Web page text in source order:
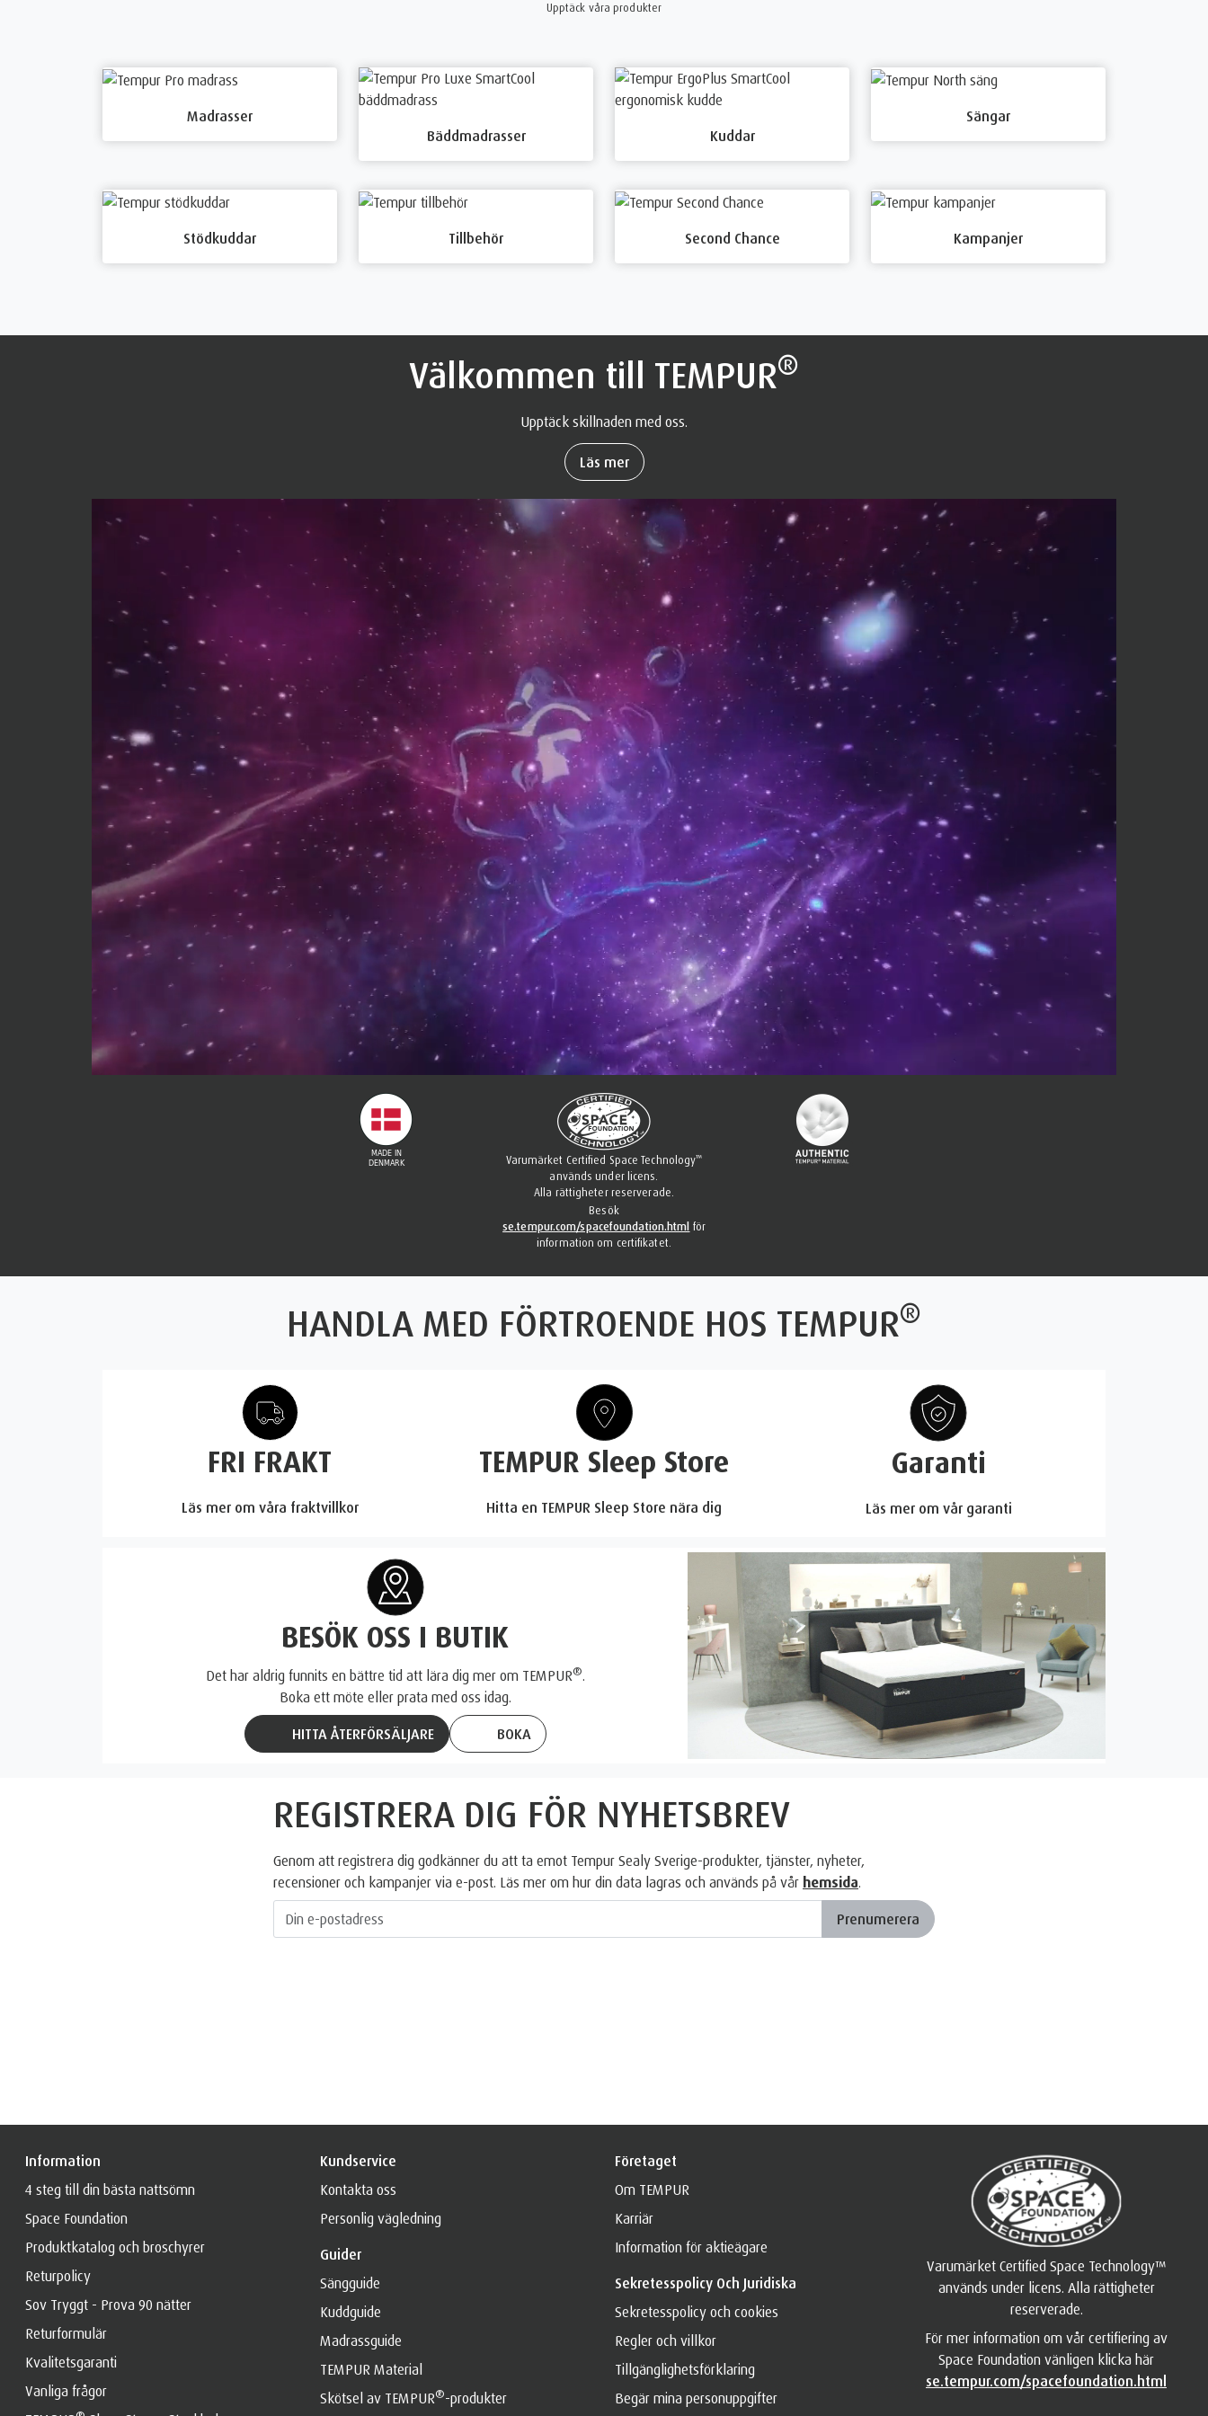
Upptäck våra produkter
Madrasser
Bäddmadrasser
Kuddar
Sängar
Stödkuddar Tillbehör Second Chance Kampanjer
Välkommen till TEMPUR®
Upptäck skillnaden med oss.
Läs mer
Varumärket Certified Space Technology™
används under licens.
Alla rättigheter reserverade.
Besök
se.tempur.com/spacefoundation.html för
information om certifikatet.
HANDLA MED FÖRTROENDE HOS TEMPUR®
FRI FRAKT
Läs mer om våra fraktvillkor
TEMPUR Sleep Store
Hitta en TEMPUR Sleep Store nära dig
Garanti
Läs mer om vår garanti
BESÖK OSS I BUTIK
Det har aldrig funnits en bättre tid att lära dig mer om TEMPUR®.
Boka ett möte eller prata med oss idag.
HITTA ÅTERFÖRSÄLJARE BOKA
REGISTRERA DIG FÖR NYHETSBREV
Genom att registrera dig godkänner du att ta emot Tempur Sealy Sverige-produkter, tjänster, nyheter,
recensioner och kampanjer via e-post. Läs mer om hur din data lagras och används på vår hemsida.
Prenumerera
Information
4 steg till din bästa nattsömn
Space Foundation
Produktkatalog och broschyrer
Returpolicy
Sov Tryggt - Prova 90 nätter
Returformulär
Kvalitetsgaranti
Vanliga frågor
Kundservice
Kontakta oss
Personlig vägledning
Guider
Sängguide
Kuddguide
Madrassguide
TEMPUR Material
Skötsel av TEMPUR®️-produkter
Företaget
Om TEMPUR
Karriär
Information för aktieägare
Sekretesspolicy Och Juridiska
Sekretesspolicy och cookies
Regler och villkor
Tillgänglighetsförklaring
Begär mina personuppgifter
Varumärket Certified Space Technology™
används under licens. Alla rättigheter
reserverade.
För mer information om vår certifiering av
Space Foundation vänligen klicka här
se.tempur.com/spacefoundation.html